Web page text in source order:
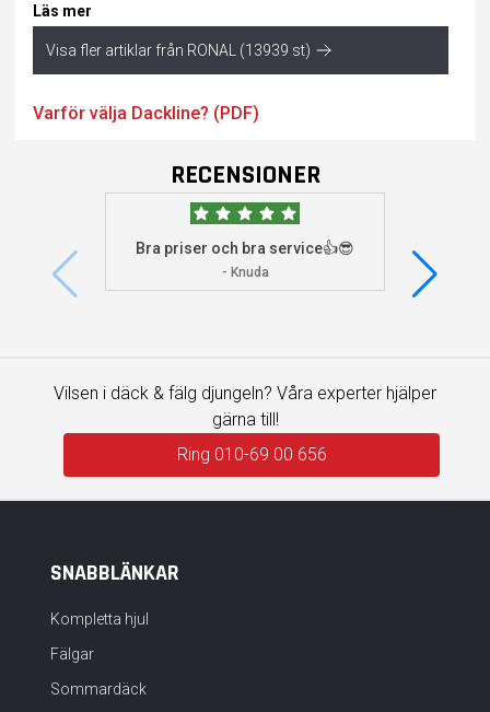
Läs mer
Visa fler artiklar från RONAL (13939 st)
Varför välja Dackline? (PDF)
RECENSIONER
Bra priser och bra service👍😎
- Knuda
Vilsen i däck & fälg djungeln? Våra experter hjälper
gärna till!
Ring 010-69 00 656
SNABBLÄNKAR
Kompletta hjul
Fälgar
Sommardäck